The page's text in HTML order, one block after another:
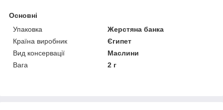
Основні
Упаковка
Жерстяна банка
Країна виробник
Єгипет
Вид консервації
Маслини
Вага
2 г